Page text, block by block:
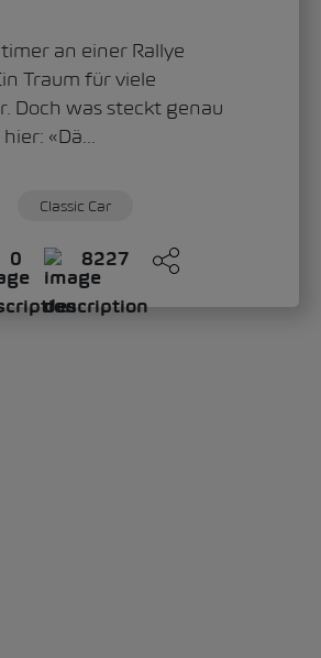
an einer Rallye
Traum für viele
Doch was steckt genau
«Dä...
Classic Car
0 8227